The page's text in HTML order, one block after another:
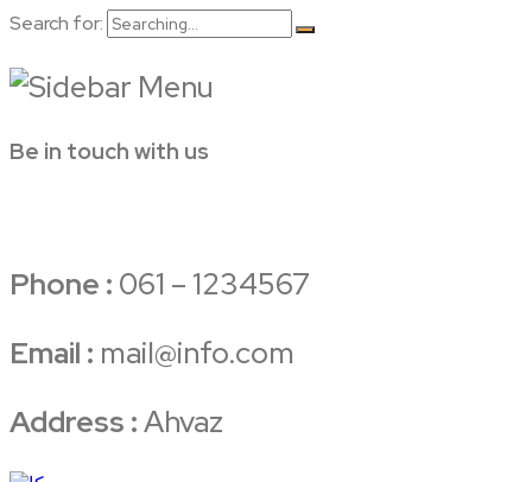
Search for:
Be in touch with us
Phone : 061 – 1234567
Email : mail@info.com
Address :Ahvaz